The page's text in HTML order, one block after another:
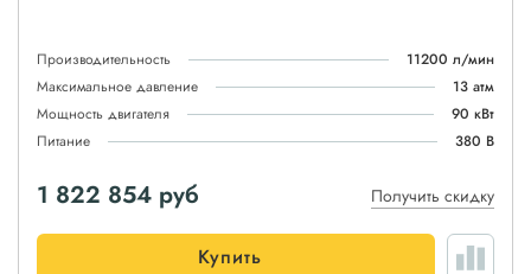
Производительность
11200 л/мин
Максимальное давление
13 атм
Мощность двигателя
90 кВт
Питание
380 В
1 822 854 руб Получить скидку
Купить